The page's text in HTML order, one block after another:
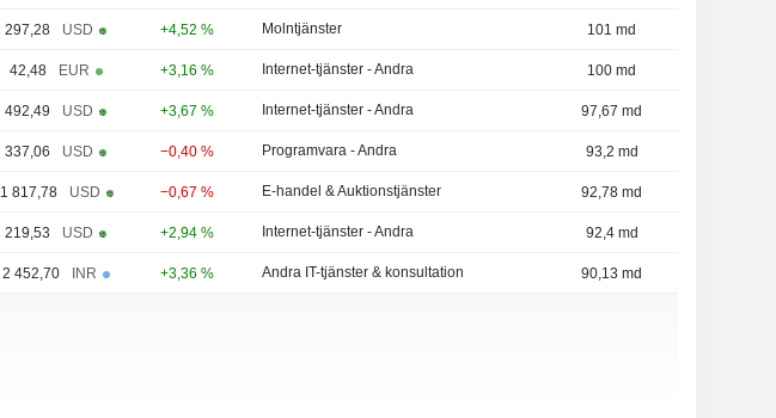
297,28 USD +4,52 % Molntjänster 101 md
42,48 EUR +3,16 % Internet-tjänster - Andra 100 md
492,49 USD +3,67 % Internet-tjänster - Andra 97,67 md
337,06 USD −0,40 % Programvara - Andra 93,2 md
1 817,78 USD −0,67 % E-handel & Auktionstjänster 92,78 md
219,53 USD +2,94 % Internet-tjänster - Andra 92,4 md
2 452,70 INR +3,36 % Andra IT-tjänster & konsultation 90,13 md